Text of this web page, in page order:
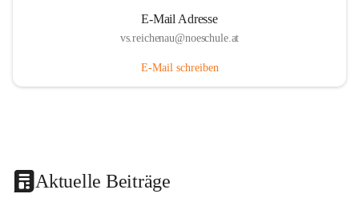
E-Mail Adresse
vs.reichenau@noeschule.at
E-Mail schreiben
Aktuelle Beiträge